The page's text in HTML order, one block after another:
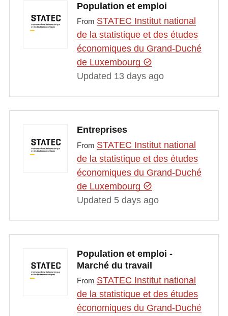
Population et emploi
From STATEC Institut national
de la statistique et des études
économiques du Grand-Duché
de Luxembourg
Updated 13 days ago
Entreprises
From STATEC Institut national
de la statistique et des études
économiques du Grand-Duché
de Luxembourg
Updated 5 days ago
Population et emploi -
Marché du travail
From STATEC Institut national
de la statistique et des études
économiques du Grand-Duché